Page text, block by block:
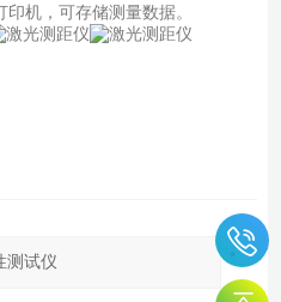
机，可存储测量数据。